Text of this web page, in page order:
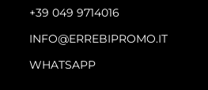
+39 049 9714016
INFO@ERREBIPROMO.IT
WHATSAPP